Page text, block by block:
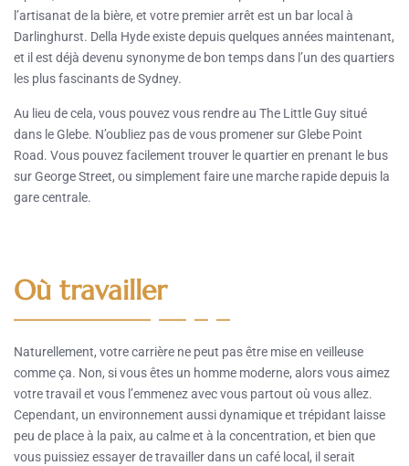
l’artisanat de la bière, et votre premier arrêt est un bar local à
Darlinghurst. Della Hyde existe depuis quelques années maintenant,
et il est déjà devenu synonyme de bon temps dans l’un des quartiers
les plus fascinants de Sydney.
Au lieu de cela, vous pouvez vous rendre au The Little Guy situé
dans le Glebe. N’oubliez pas de vous promener sur Glebe Point
Road. Vous pouvez facilement trouver le quartier en prenant le bus
sur George Street, ou simplement faire une marche rapide depuis la
gare centrale.
Où travailler
Naturellement, votre carrière ne peut pas être mise en veilleuse
comme ça. Non, si vous êtes un homme moderne, alors vous aimez
votre travail et vous l’emmenez avec vous partout où vous allez.
Cependant, un environnement aussi dynamique et trépidant laisse
peu de place à la paix, au calme et à la concentration, et bien que
vous puissiez essayer de travailler dans un café local, il serait